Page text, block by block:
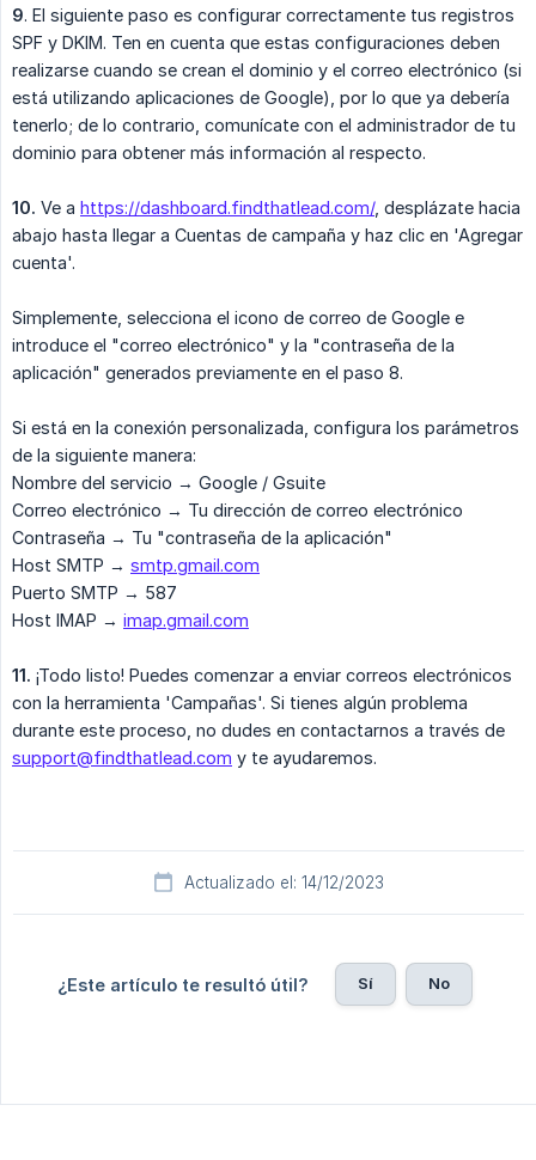
9. El siguiente paso es configurar correctamente tus registros
SPF y DKIM. Ten en cuenta que estas configuraciones deben
realizarse cuando se crean el dominio y el correo electrónico (si
está utilizando aplicaciones de Google), por lo que ya debería
tenerlo; de lo contrario, comunícate con el administrador de tu
dominio para obtener más información al respecto.
​10. Ve a https://dashboard.findthatlead.com/, desplázate hacia
abajo hasta llegar a Cuentas de campaña y haz clic en 'Agregar
cuenta'.
Simplemente, selecciona el icono de correo de Google e
introduce el "correo electrónico" y la "contraseña de la
aplicación" generados previamente en el paso 8.
Si está en la conexión personalizada, configura los parámetros
de la siguiente manera:
Nombre del servicio → Google / Gsuite
Correo electrónico → Tu dirección de correo electrónico
Contraseña → Tu "contraseña de la aplicación"
Host SMTP → smtp.gmail.com
Puerto SMTP → 587
Host IMAP → imap.gmail.com
​11. ¡Todo listo! Puedes comenzar a enviar correos electrónicos
con la herramienta 'Campañas'. Si tienes algún problema
durante este proceso, no dudes en contactarnos a través de
support@findthatlead.com y te ayudaremos.
Actualizado el: 14/12/2023
¿Este artículo te resultó útil? Sí No